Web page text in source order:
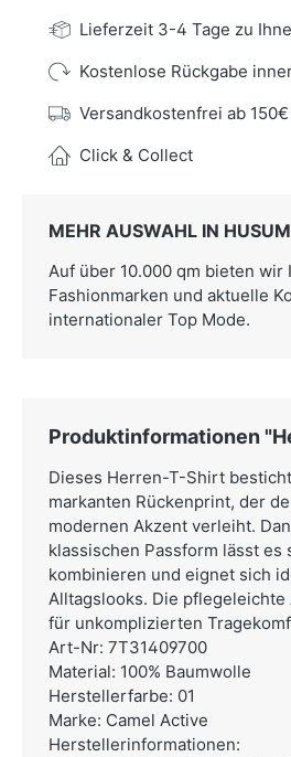
Lieferzeit 3-4 Tage zu
Kostenlose Rückgabe
Versandkostenfrei ab
Click & Collect
MEHR AUSWAHL IN HUSUM
Auf über 10.000 qm bieten wir
Fashionmarken und aktuelle
internationaler Top Mode.
Produktinformationen
Dieses Herren-T-Shirt
markanten Rückenprint, der
modernen Akzent verleiht.
klassischen Passform lässt es
kombinieren und eignet sich
Alltagslooks. Die
für unkomplizierten
Art-Nr: 7T31409700
Material: 100% Baumwolle
Herstellerfarbe: 01
Marke: Camel Active
Herstellerinformationen: